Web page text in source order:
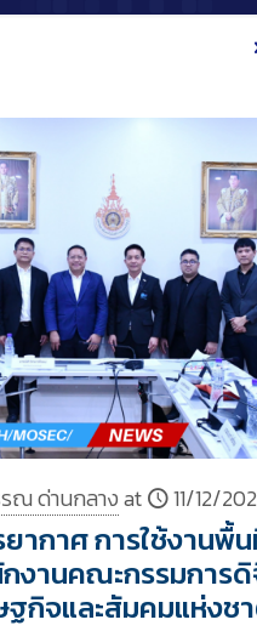
ณ ด่านกลางat 11/12/
ากาศ การใช้งานพื้
งานคณะกรรมการ
ฐกิจและสัมคมแห่งช